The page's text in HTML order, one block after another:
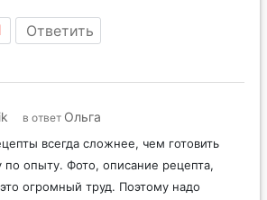
Ответить
в ответ Ольга
всегда сложнее, чем готовить
по опыту. Фото, описание рецепта,
огромный труд. Поэтому надо